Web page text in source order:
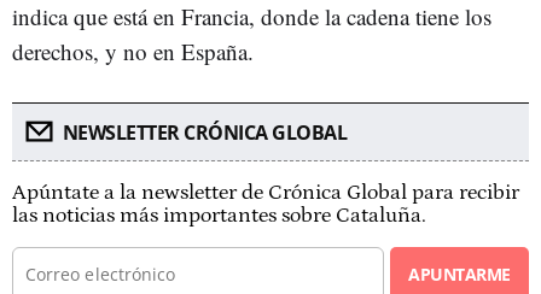
indica que está en Francia, donde la cadena tiene los
derechos, y no en España.
NEWSLETTER CRÓNICA GLOBAL
Apúntate a la newsletter de Crónica Global para recibir
las noticias más importantes sobre Cataluña.
APUNTARME